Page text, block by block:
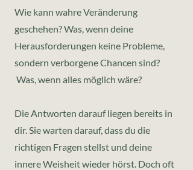
Wie kann wahre Veränderung
geschehen? Was, wenn deine
Herausforderungen keine Probleme,
sondern verborgene Chancen sind?
Was, wenn alles möglich wäre?
Die Antworten darauf liegen bereits in
dir. Sie warten darauf, dass du die
richtigen Fragen stellst und deine
innere Weisheit wieder hörst. Doch oft